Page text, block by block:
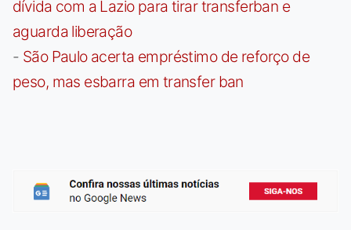
dívida com a Lazio para tirar transferban e
aguarda liberação
- São Paulo acerta empréstimo de reforço de
peso, mas esbarra em transfer ban